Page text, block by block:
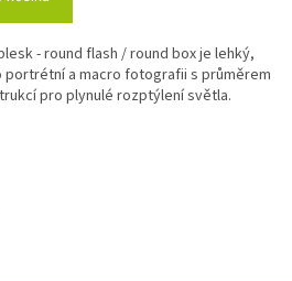
- round flash / round box je lehký,
a macro fotografii s průměrem
pro plynulé rozptýlení světla.